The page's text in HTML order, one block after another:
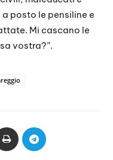
posto le pensiline e
Mi cascano le
vostra?”.